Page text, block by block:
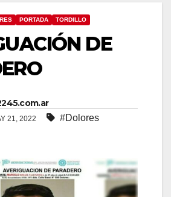
PORTADA TORDILLO
DE
21, 2022 #Dolores